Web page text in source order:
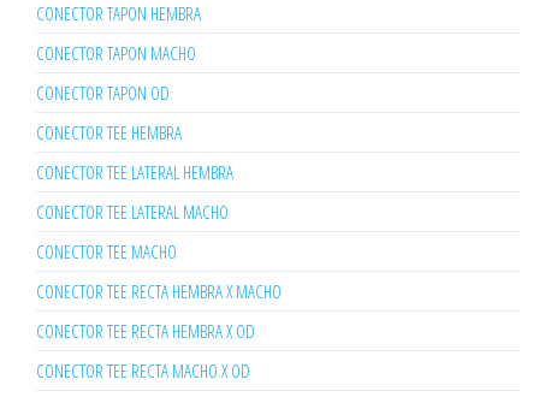
CONECTOR TAPON HEMBRA
CONECTOR TAPON MACHO
CONECTOR TAPON OD
CONECTOR TEE HEMBRA
CONECTOR TEE LATERAL HEMBRA
CONECTOR TEE LATERAL MACHO
CONECTOR TEE MACHO
CONECTOR TEE RECTA HEMBRA X MACHO
CONECTOR TEE RECTA HEMBRA X OD
CONECTOR TEE RECTA MACHO X OD